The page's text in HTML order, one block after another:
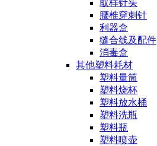
取样针头
腰椎穿刺针
利器盒
缝合线及配件
消毒盒
其他塑料耗材
塑料量筒
塑料烧杯
塑料放水桶
塑料洗瓶
塑料瓶
塑料喷壶